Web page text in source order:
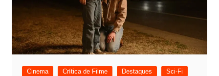
Cinema Crítica de Filme Destaques Sci-Fi